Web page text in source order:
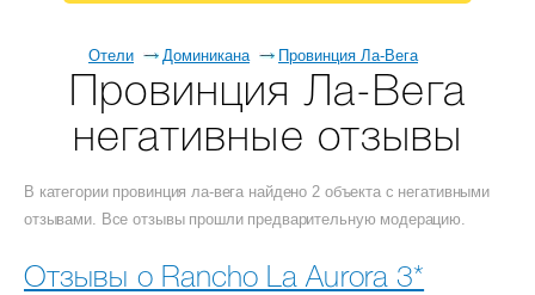
Отели Доминикана Провинция Ла-Вега
Провинция Ла-Вега
негативные отзывы
В категории провинция ла-вега найдено 2 объекта с негативными
отзывами. Все отзывы прошли предварительную модерацию.
Отзывы о Rancho La Aurora 3*